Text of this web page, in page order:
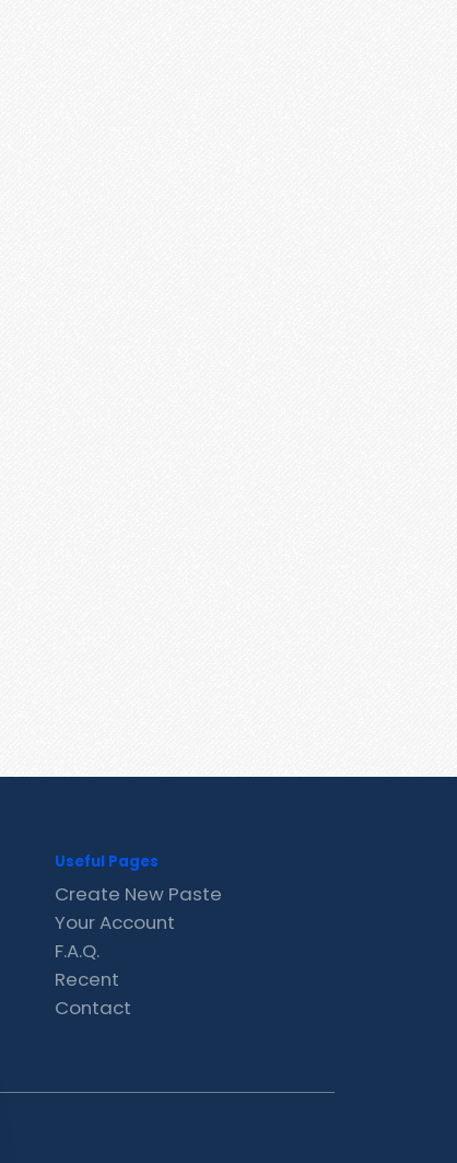
Useful Pages
Create New Paste
Your Account
F.A.Q.
Recent
Contact